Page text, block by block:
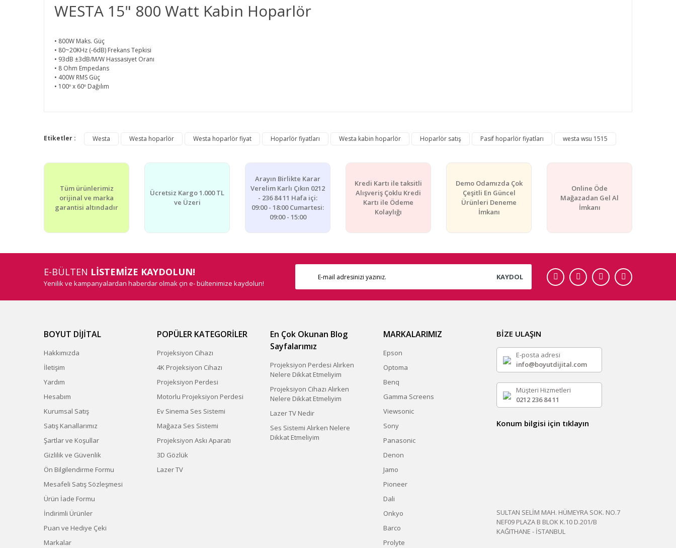
WESTA 15" 800 Watt Kabin Hoparlör
• 800W Maks. Güç
• 80~20KHz (-6dB) Frekans Tepkisi
• 93dB ±3dB/M/W Hassasiyet Oranı
• 8 Ohm Empedans
• 400W RMS Güç
• 100º x 60º Dağılım
Bu ürüne ilk yorumu siz yapın!
Görüş ve önerileriniz için teşekkür ederiz.
Ürün resmi kalitesiz, bozuk veya görüntülenemiyor.
Ürün bilgilerinde hatalar bulunuyor.
Ürün fiyatı diğer sitelerden daha pahalı.
Etiketler : Westa Westa hoparlör Westa hoparlör fiyat Hoparlör fiyatları Westa kabin hoparlör Hoparlör satış Pasif hoparlör fiyatları westa wsu 1515
Tüm ürünlerimiz
orijinal ve marka
garantisi altındadır
Ücretsiz Kargo 1.000 TL
ve Üzeri
Arayın Birlikte Karar
Verelim Karlı Çıkın 0212
- 236 84 11 Hafa içi:
09:00 - 18:00 Cumartesi:
09:00 - 15:00
Kredi Kartı ile taksitli
Alışveriş Çoklu Kredi
Kartı ile Ödeme
Kolaylığı
Demo Odamızda Çok
Çeşitli En Güncel
Ürünleri Deneme
İmkanı
Online Öde
Mağazadan Gel Al
İmkanı
E-BÜLTEN LİSTEMİZE KAYDOLUN!
Yenilik ve kampanyalardan haberdar olmak çin e- bültenimize kaydolun!
KAYDOL
BOYUT DİJİTAL
Hakkımızda
İletişim
Yardım
Hesabım
Kurumsal Satış
Satış Kanallarımız
Şartlar ve Koşullar
Gizlilik ve Güvenlik
Ön Bilgilendirme Formu
Mesafeli Satış Sözleşmesi
Ürün İade Formu
İndirimli Ürünler
Puan ve Hediye Çeki
Markalar
POPÜLER KATEGORİLER
Projeksiyon Cihazı
4K Projeksiyon Cihazı
Projeksiyon Perdesi
Motorlu Projeksiyon Perdesi
Ev Sinema Ses Sistemi
Mağaza Ses Sistemi
Projeksiyon Askı Aparatı
3D Gözlük
Lazer TV
En Çok Okunan Blog
Sayfalarımız
Projeksiyon Perdesi Alırken
Nelere Dikkat Etmeliyim
Projeksiyon Cihazı Alırken
Nelere Dikkat Etmeliyim
Lazer TV Nedir
Ses Sistemi Alırken Nelere
Dikkat Etmeliyim
MARKALARIMIZ
Epson
Optoma
Benq
Gamma Screens
Viewsonic
Sony
Panasonic
Denon
Jamo
Pioneer
Dali
Onkyo
Barco
Prolyte
BİZE ULAŞIN
E-posta adresi
info@boyutdijital.com
Müşteri Hizmetleri
0212 236 84 11
Konum bilgisi için tıklayın
SULTAN SELİM MAH. HÜMEYRA SOK. NO.7
NEF09 PLAZA B BLOK K.10 D.201/B
KAĞITHANE - İSTANBUL